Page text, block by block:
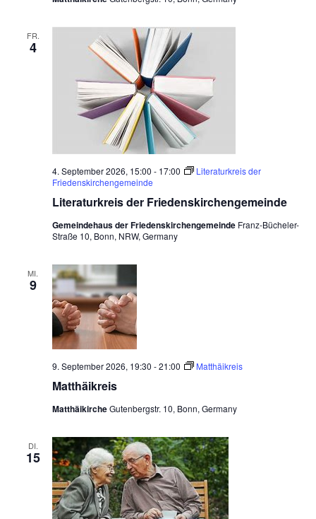
s
m
a
u
s
FR.
4
Literaturkreis der Friedenskirchengemeinde
4. September 2026, 15:00 - 17:00
Literaturkreis der
Friedenskirchengemeinde
Gemeindehaus der Friedenskirchengemeinde Franz-Bücheler-
Straße 10, Bonn, NRW, Germany
MI.
9
Matthäikreis
9. September 2026, 19:30 -21:00 Matthäikreis
MatthäikircheGutenbergstr. 10, Bonn, Germany
DI.
15